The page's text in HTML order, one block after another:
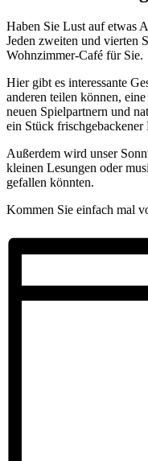
Haben Sie Lust auf etwas
Jeden zweiten und vierten
Wohnzimmer-Café für Sie.
Hier gibt es interessante
anderen teilen können,
neuen Spielpartnern und
ein Stück frischgebackener
Außerdem wird unser
kleinen Lesungen oder
gefallen könnten.
Kommen Sie einfach mal